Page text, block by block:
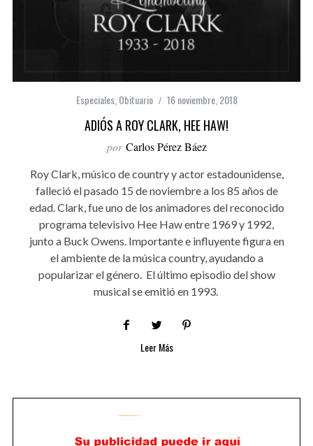
Especiales, Obituario 16 noviembre, 2018
ADIÓS A ROY CLARK, HEE HAW!
por Carlos Pérez Báez
Roy Clark, músico de country y actor estadounidense,
falleció el pasado 15 de noviembre a los 85 años de
edad. Clark, fue uno de los animadores del reconocido
programa televisivo Hee Haw entre 1969 y 1992,
junto a Buck Owens. Importante e influyente figura en
el ambiente de la música country, ayudando a
popularizar el género. El último episodio del show
musical se emitió en 1993.
Leer Más